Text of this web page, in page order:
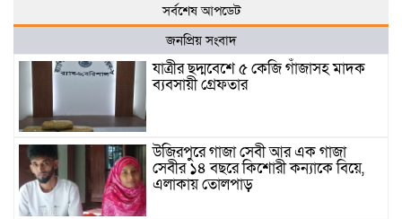
সর্বশেষ আপডেট
জনপ্রিয় সংবাদ
যাত্রীর ছদ্মবেশে ৫ কেজি গাঁজাসহ মাদক
ব্যবসায়ী গ্রেফতার
উজিরপুরে গাজা সেবী আর এক গাজা
সেবীর ১৪ বছরে কিশোরী কন্যাকে বিয়ে,
এলাকায় তোলপাড়